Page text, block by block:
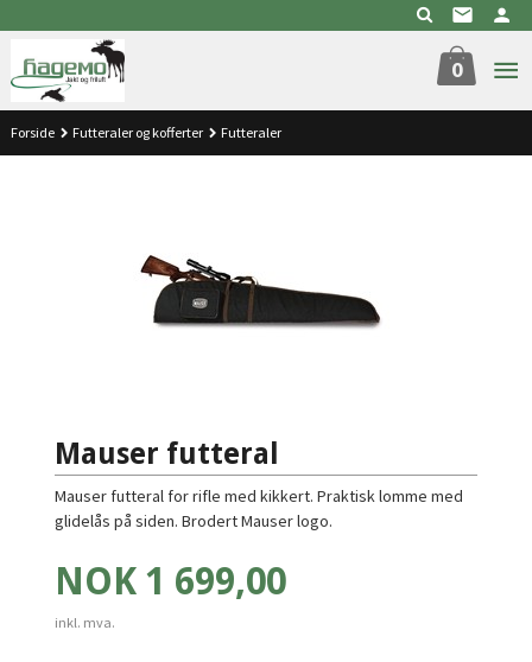
til
innholdet
0
Forside Futteraler og kofferter Futteraler
Mauser futteral
Mauser futteral for rifle med kikkert. Praktisk lomme med
glidelås på siden. Brodert Mauser logo.
Pris
NOK 1 699,00
inkl. mva.